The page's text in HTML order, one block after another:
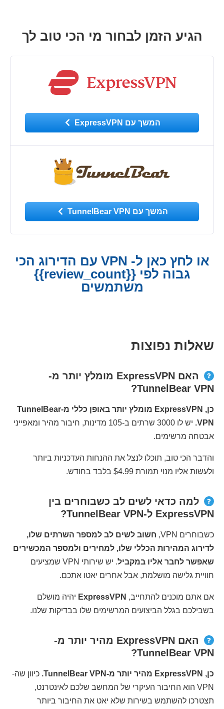
הגיע הזמן לבחור מי הכי טוב לך
המשך עם ExpressVPN
המשך עם TunnelBear VPN
או לחץ כאן ל- VPN עם הדירוג הכי
גבוה לפי {{review_count}}
משתמשים
שאלות נפוצות
האם ExpressVPN מומלץ יותר מ-
TunnelBear VPN?
כן, ExpressVPN מומלץ יותר באופן כללי מ-TunnelBear
VPN.
יש לו 3000 שרתים ב-105 מדינות, חיבור מהיר ומאפייני
אבטחה מרשימים.
והדבר הכי טוב, תוכלו לנצל את ההנחות העדכניות ביותר
ולעשות אליו מנוי תמורת $4.99 בלבד בחודש.
למה כדאי לשים לב כשבוחרים בין
ExpressVPN ל-TunnelBear VPN?
כשבוחרים VPN,
חשוב לשים לב למספר השרתים שלו,
לדירוג המהירות הכללי שלו, למחירים ולמספר המכשירים
שאפשר לחבר אליו במקביל
. יש שירותי VPN שמציעים
חוויית גלישה מושלמת, אבל אחרים יאטו אתכם.
אם אתם מוכנים להתחייב, ExpressVPN יהיה מושלם
בשבילכם בגלל הביצועים המרשימים שלו בבדיקות שלנו.
האם ExpressVPN מהיר יותר מ-
TunnelBear VPN?
כן, ExpressVPN מהיר יותר מ-TunnelBear VPN.
כיוון שה-
VPN הוא החיבור העיקרי של המחשב שלכם לאינטרנט,
תצטרכו להשתמש בשירות שלא יאט את החיבור ביותר